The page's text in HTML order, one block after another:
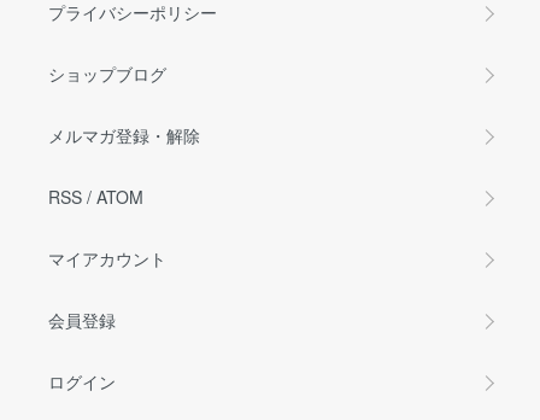
プライバシーポリシー
ショップブログ
メルマガ登録・解除
RSS / ATOM
マイアカウント
会員登録
ログイン